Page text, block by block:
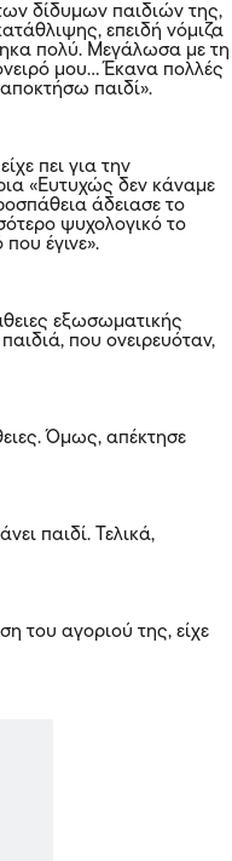
δίδυμων παιδιών της,
επειδή νόμιζα
πολύ. Μεγάλωσα με τη
μου… Έκανα πολλές
παιδί».
πει για την
«Ευτυχώς δεν κάναμε
άδειασε το
ψυχολογικό το
έγινε».
εξωσωματικής
που ονειρευόταν,
Όμως, απέκτησε
παιδί. Τελικά,
του αγοριού της, είχε